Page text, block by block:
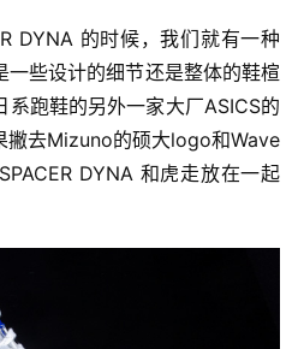
DYNA 的时候，我们就有一种
一些设计的细节还是整体的鞋楦
跑鞋的另外一家大厂ASICS的
撇去Mizuno的硕大logo和Wave
DYNA 和虎走放在一起